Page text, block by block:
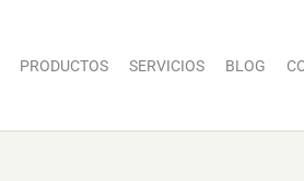
PRODUCTOS SERVICIOS BLOG